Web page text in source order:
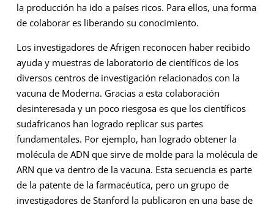
la producción ha ido a países ricos. Para ellos, una forma
de colaborar es liberando su conocimiento.
Los investigadores de Afrigen reconocen haber recibido
ayuda y muestras de laboratorio de científicos de los
diversos centros de investigación relacionados con la
vacuna de Moderna. Gracias a esta colaboración
desinteresada y un poco riesgosa es que los científicos
sudafricanos han logrado replicar sus partes
fundamentales. Por ejemplo, han logrado obtener la
molécula de ADN que sirve de molde para la molécula de
ARN que va dentro de la vacuna. Esta secuencia es parte
de la patente de la farmacéutica, pero un grupo de
investigadores de Stanford la publicaron en una base de